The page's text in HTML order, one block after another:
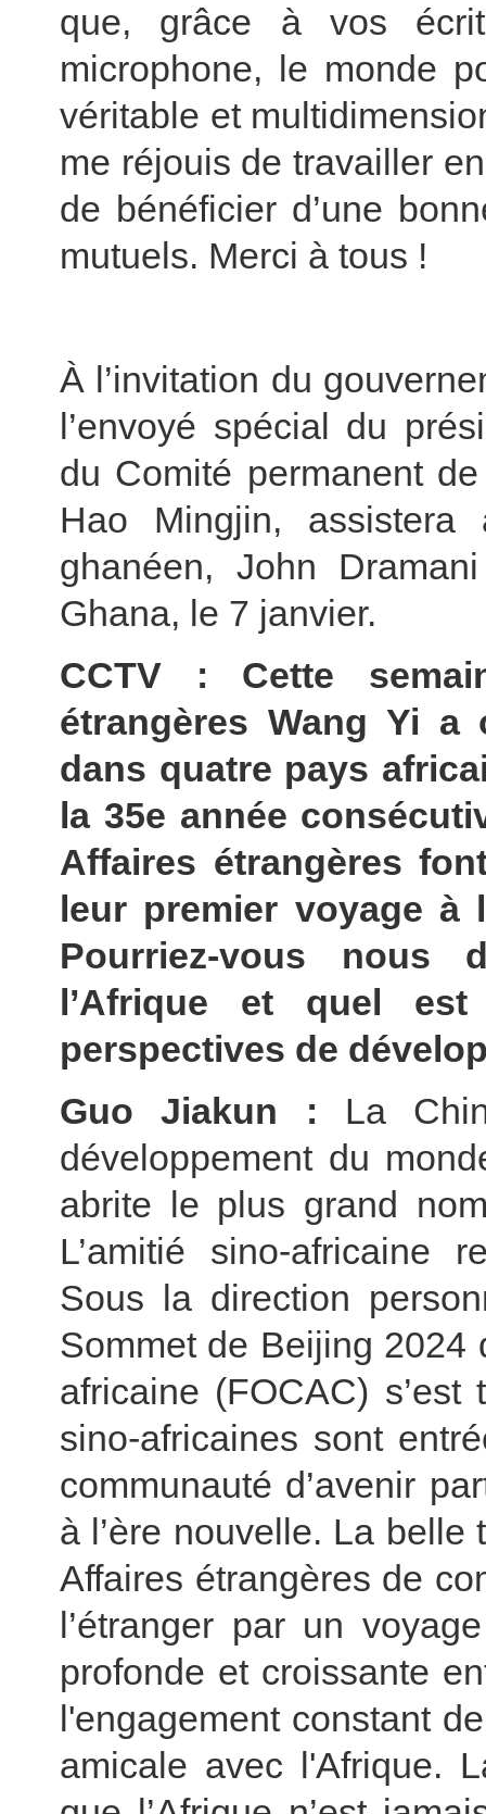
que, grâce à vos
microphone, le monde
véritable et
me réjouis de travailler
de bénéficier d’une
mutuels. Merci à tous !
À l’invitation du
l’envoyé spécial du
du Comité permanent
Hao Mingjin, assistera
ghanéen, John
Ghana, le 7 janvier.
CCTV : Cette
étrangères Wang Yi a
dans quatre pays
la 35e année
Affaires étrangères
leur premier voyage à
Pourriez-vous nous
l’Afrique et quel
perspectives de
Guo Jiakun : La
développement du
abrite le plus grand
L’amitié sino-africaine
Sous la direction
Sommet de Beijing 2024
africaine (FOCAC)
sino-africaines sont
communauté d’avenir
à l’ère nouvelle. La
Affaires étrangères de
l’étranger par un
profonde et croissante
l'engagement constant
amicale avec l'Afrique.